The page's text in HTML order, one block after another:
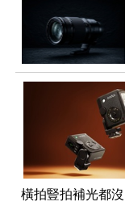
橫拍豎拍補光都沒